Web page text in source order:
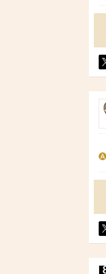
ト
ト